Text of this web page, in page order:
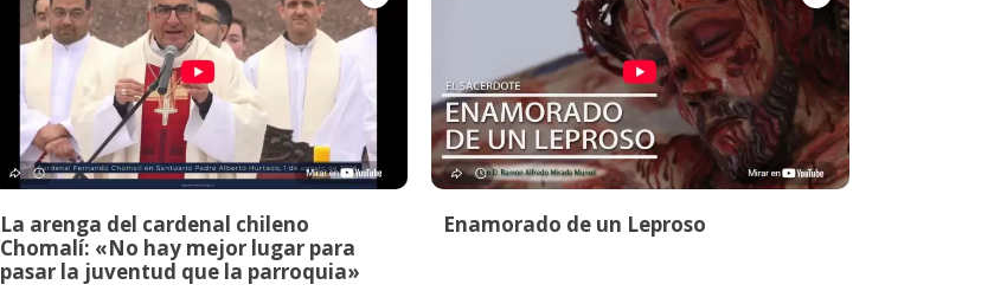
La arenga del cardenal chileno
Chomalí: «No hay mejor lugar para
pasar la juventud que la parroquia»
Enamorado de un Leproso